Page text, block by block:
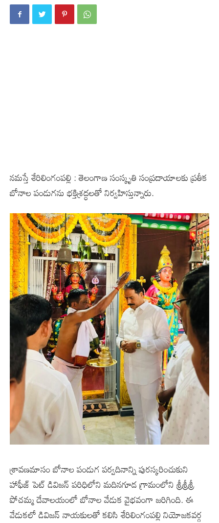
నమస్తే శేరిలింగంపల్లి : తెలంగాణ సంస్కృతి సంప్రదాయాలకు ప్రతీక
బోనాల పండుగను భక్తిశ్రద్ధలతో నిర్వహిస్తున్నారు.
శ్రావణమాసం బోనాల పండుగ పర్వదినాన్ని పురస్కరించుకుని
హాఫీజ్ పెట్ డివిజన్ పరిధిలోని మదినగూడ గ్రామంలోని శ్రీశ్రీశ్రీ
పోచమ్మ దేవాలయంలో బోనాల వేడుక వైభవంగా జరిగింది. ఈ
వేడుకలో డివిజన్ నాయకులతో కలిసి శేరిలింగంపల్లి నియోజకవర్గ